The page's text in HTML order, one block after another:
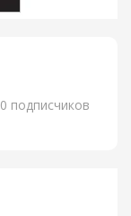
подписчиков